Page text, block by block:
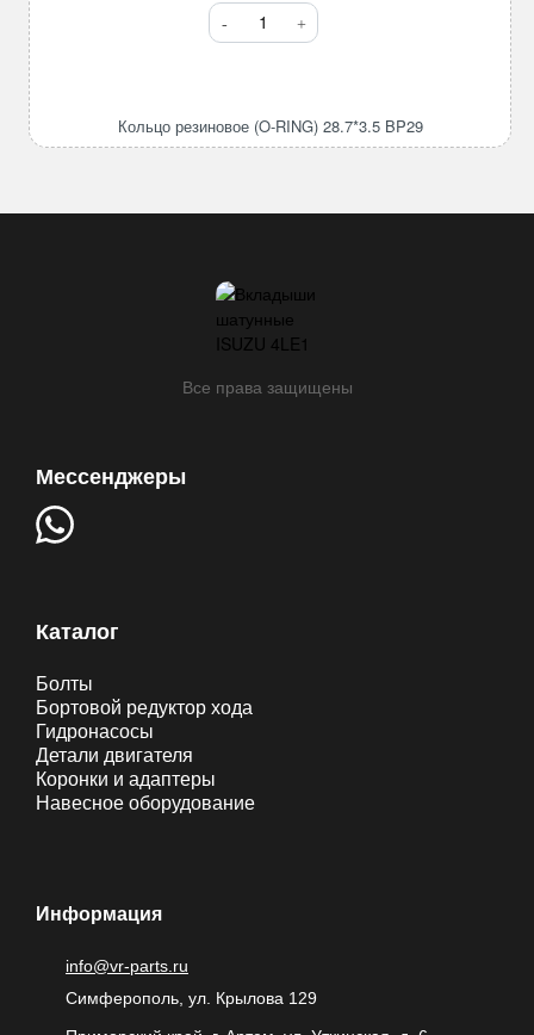
Количество
товара
RING)
Кольцо резиновое (O-RING) 28.7*3.5 BP29
Все права защищены
Мессенджеры
Каталог
Болты
Бортовой редуктор хода
Гидронасосы
Детали двигателя
Коронки и адаптеры
Навесное оборудование
Информация
info@vr-parts.ru
Симферополь, ул. Крылова 129